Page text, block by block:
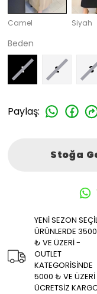
Camel Siyah
Beden
1 2 3
Paylaş:
Stoğa
YENİ SEZON
ÜRÜNLERDE 3500
₺ VE ÜZERİ -
OUTLET
KATEGORİSİNDE
5000 ₺ VE ÜZERİ
ÜCRETSİZ